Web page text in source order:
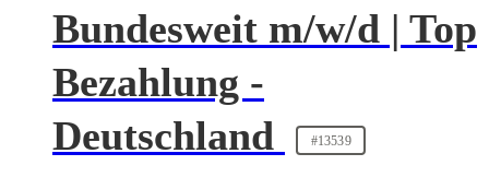
Bundesweit m/w/d | Top
Bezahlung -
Deutschland
#13539